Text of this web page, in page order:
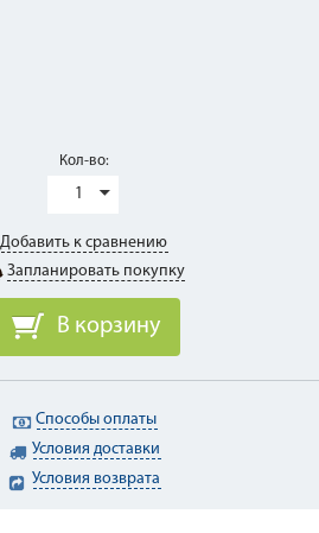
Кол-во:
1
Добавить к сравнению
Запланировать покупку
В корзину
Способы оплаты
Условия доставки
Условия возврата